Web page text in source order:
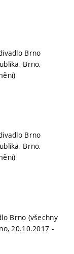
Brno
Brno,
Brno
Brno,
Brno (všechny
20.10.2017 -